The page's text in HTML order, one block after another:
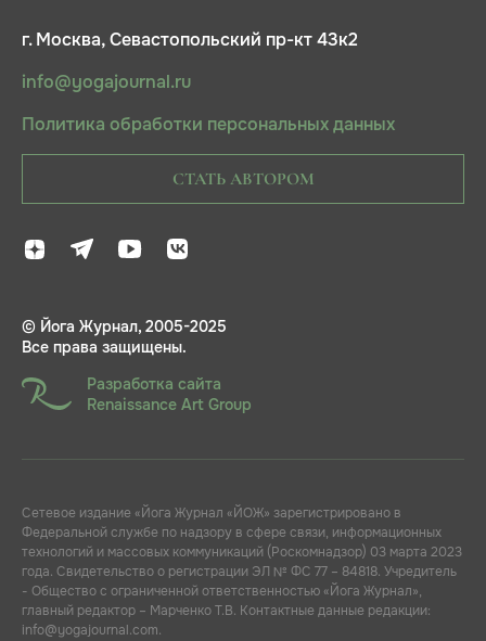
г. Москва, Севастопольский пр-кт 43к2
info@yogajournal.ru
Политика обработки персональных данных
СТАТЬ АВТОРОМ
© Йога Журнал, 2005-2025
Все права защищены.
Разработка сайта
Renaissance Art Group
Сетевое издание «Йога Журнал «ЙОЖ» зарегистрировано в
Федеральной службе по надзору в сфере связи, информационных
технологий и массовых коммуникаций (Роскомнадзор) 03 марта 2023
года. Свидетельство о регистрации ЭЛ № ФС 77 – 84818. Учредитель
- Общество с ограниченной ответственностью «Йога Журнал»,
главный редактор – Марченко Т.В. Контактные данные редакции:
info@yogajournal.com.